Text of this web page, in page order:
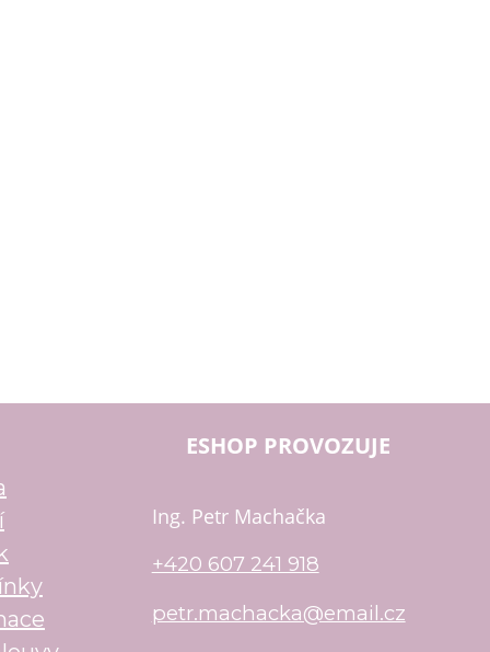
ESHOP PROVOZUJE
Ing. Petr Machačka
+420 607 241 918
petr.machacka@email.cz